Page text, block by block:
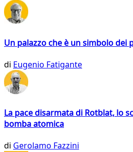
Un palazzo che è un simbolo dei
di Eugenio Fatigante
La pace disarmata di Rotblat, lo
bomba atomica
di Gerolamo Fazzini